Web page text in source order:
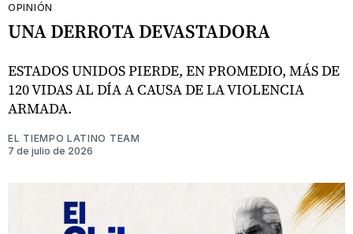
OPINIÓN
UNA DERROTA DEVASTADORA
ESTADOS UNIDOS PIERDE, EN PROMEDIO, MÁS DE
120 VIDAS AL DÍA A CAUSA DE LA VIOLENCIA
ARMADA.
EL TIEMPO LATINO TEAM
7 de julio de 2026